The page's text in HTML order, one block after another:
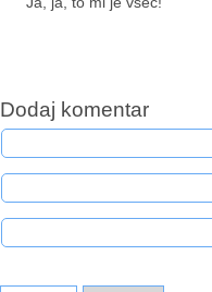
Dodaj komentar